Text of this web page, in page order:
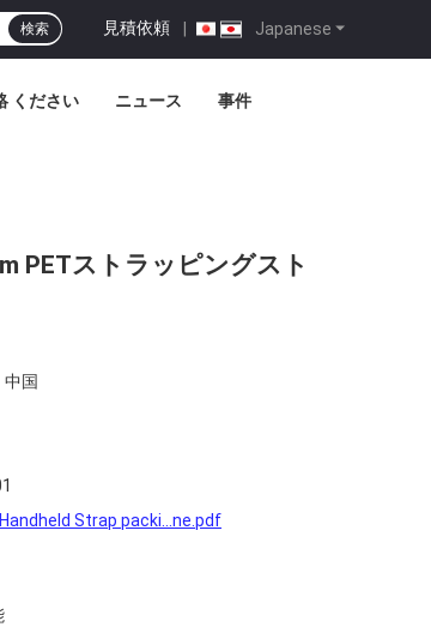
Japanese
見積依頼 |
検索
ください ニュース 事件
PETストラッピングスト
国
Strap packi...ne.pdf